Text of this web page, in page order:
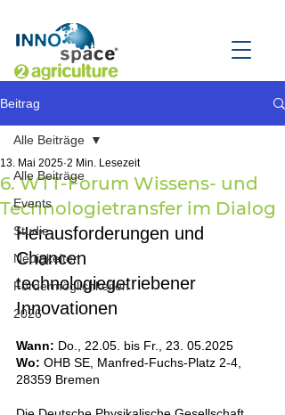
Beitrag
Alle Beiträge
Events
Studie
Neuigkeiten
Fördermöglichkeiten
2026
Alle Beiträge
6. WTT-Forum Wissens- und
Technologietransfer im Dialog
13. Mai 2025 2 Min. Lesezeit
Herausforderungen und
Chancen
technologiegetriebener
Innovationen
Wann: Do., 22.05. bis Fr., 23. 05.2025
Wo: OHB SE, Manfred-Fuchs-Platz 2-4,
28359 Bremen